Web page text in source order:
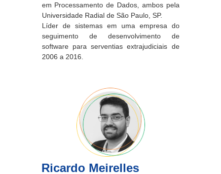
em Processamento de Dados, ambos pela
Universidade Radial de São Paulo, SP.
Líder de sistemas em uma empresa do
seguimento de desenvolvimento de
software para serventias extrajudiciais de
2006 a 2016.
Ricardo Meirelles